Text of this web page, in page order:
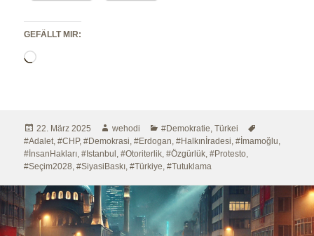
GEFÄLLT MIR:
Wird
Veröffentlicht
am
22. März 2025 Autor
wehodi Kategorien
#Demokratie ,Türkei
#Adalet ,#CHP,#Demokrasi ,#Erdogan ,#Halkınİradesi ,#İmamoğlu
#İnsanHakları ,#Istanbul ,#Otoriterlik ,#Özgürlük ,#Protesto
#Seçim2028 ,#SiyasiBaskı ,#Türkiye ,#Tutuklama